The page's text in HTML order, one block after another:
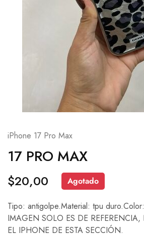
iPhone 17 Pro Max
17 PRO MAX
$20,00 Agotado
Tipo: antigolpe.Material: tpu
IMAGEN SOLO ES DE
EL IPHONE DE ESTA SECCIÓN.